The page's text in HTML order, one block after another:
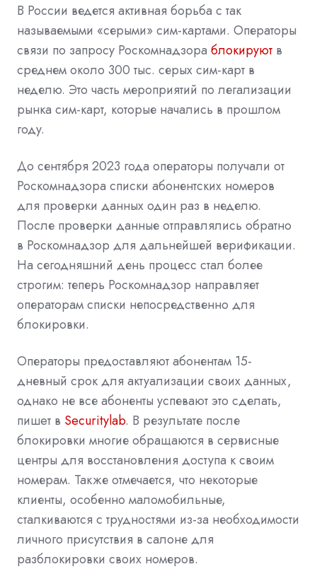
В России ведется активная борьба с так
называемыми «серыми» сим-картами. Операторы
связи по запросу Роскомнадзора блокируют в
среднем около 300 тыс. серых сим-карт в
неделю. Это часть мероприятий по легализации
рынка сим-карт, которые начались в прошлом
году.
До сентября 2023 года операторы получали от
Роскомнадзора списки абонентских номеров
для проверки данных один раз в неделю.
После проверки данные отправлялись обратно
в Роскомнадзор для дальнейшей верификации.
На сегодняшний день процесс стал более
строгим: теперь Роскомнадзор направляет
операторам списки непосредственно для
блокировки.
Операторы предоставляют абонентам 15-
дневный срок для актуализации своих данных,
однако не все абоненты успевают это сделать,
пишeт в Securitylab. В результате после
блокировки многие обращаются в сервисные
центры для восстановления доступа к своим
номерам. Также отмечается, что некоторые
клиенты, особенно маломобильные,
сталкиваются с трудностями из-за необходимости
личного присутствия в салоне для
разблокировки своих номеров.